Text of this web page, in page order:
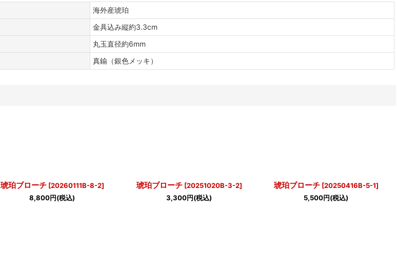
海外産琥珀
金具込み縦約3.3cm
丸玉直径約6mm
真鍮（銀色メッキ）
琥珀ブローチ [20260111B-8-2]
8,800円(税込)
琥珀ブローチ [20251020B-3-2]
3,300円(税込)
琥珀ブローチ [20250416B-5-1]
5,500円(税込)